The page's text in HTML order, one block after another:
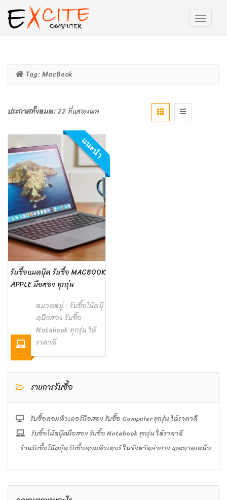
Tag: MacBook
ประกาศทั้งหมด:22 ที่แสดงผล
แนะนำ
รับซื้อแมคบุ๊ค รับซื้อ MACBOOK
APPLE มือสอง ทุกรุ่น
หมวดหมู่ : รับซื้อโน๊ตบุ๊
คมือสอง รับซื้อ
Notebook ทุกรุ่น ให้
ราคาดี
รายการรับซื้อ
รับซื้อคอมพิวเตอร์มือสอง รับซื้อ Computer ทุกรุ่น ให้ราคาดี
รับซื้อโน๊ตบุ๊คมือสอง รับซื้อ Notebook ทุกรุ่น ให้ราคาดี
ร้านรับซื้อโน๊ตบุ๊ค รับซื้อคอมพิวเตอร์ ในจังหวัดลำปาง และภาคเหนือ